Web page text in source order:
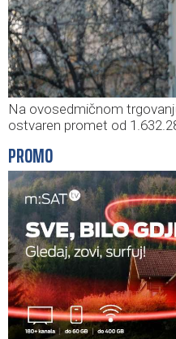
Na ovosedmičnom
ostvaren promet od
PROMO